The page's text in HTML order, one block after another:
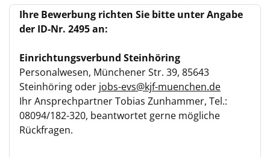
Ihre Bewerbung richten Sie bitte unter Angabe
der ID-Nr. 2495 an:
Einrichtungsverbund Steinhöring
Personalwesen, Münchener Str. 39, 85643
Steinhöring oder jobs-evs@kjf-muenchen.de
Ihr Ansprechpartner Tobias Zunhammer, Tel.:
08094/182-320, beantwortet gerne mögliche
Rückfragen.